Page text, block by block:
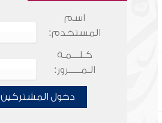
اسم
المستخدم:
كـلـــمـة
الـمـــــرور:
دخول المشتركين